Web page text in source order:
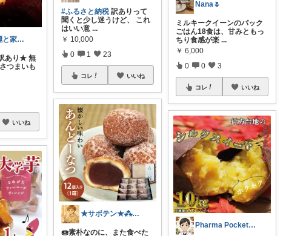
あゆ 綺麗と家事ストレス軽減グッズ✨
あり★ 無
つまいも
いいね
#ふるさと納税訳ありって
聞くと少し迷うけど、 これ
はいい意 ...
￥ 10,000
0 1 23
コレ いいね
★サボテン★⁂主婦がほしいものを紹介⁂
🍩素朴なのに、また食べた
Nana🌷
ミルキークイーンのパック
ごはん18食は、甘みともっ
ちり食感が楽 ...
￥ 6,000
0 0 3
コレ いいね
Pharma Pocket@ふるさと納税